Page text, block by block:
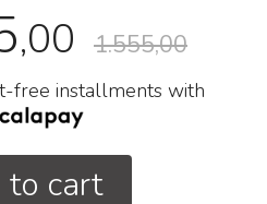
,00 1.555,00
free installments with
to cart